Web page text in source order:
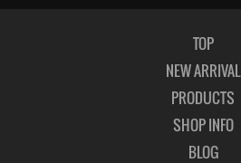
TOP
NEW ARRIVAL
PRODUCTS
SHOP INFO
BLOG